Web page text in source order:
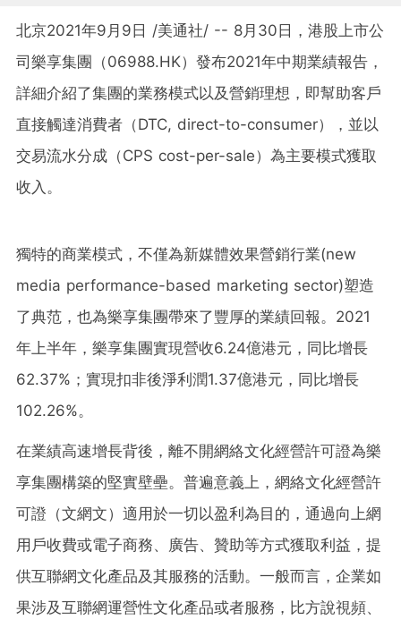
北京2021年9月9日 /美通社/ -- 8月30日，港股上市公
司樂享集團（06988.HK）發布2021年中期業績報告 ，
詳細介紹了集團的業務模式以及營銷理想，即幫助客戶
直接觸達消費者（DTC, direct-to-consumer），並以
交易流水分成（CPS cost-per-sale）為主要模式獲取
收入。
獨特的商業模式，不僅為新媒體效果營銷行業(new
media performance-based marketing sector)塑造
了典范，也為樂享集團帶來了豐厚的業績回報。2021
年上半年，樂享集團實現營收6.24億港元，同比增長
62.37%；實現扣非後淨利潤1.37億港元，同比增長
102.26%。
在業績高速增長背後，離不開網絡文化經營許可證為樂
享集團構築的堅實壁壘。普遍意義上，網絡文化經營許
可證（文網文）適用於一切以盈利為目的，通過向上網
用戶收費或電子商務、廣告、贊助等方式獲取利益，提
供互聯網文化產品及其服務的活動。一般而言，企業如
果涉及互聯網運營性文化產品或者服務，比方說視頻、